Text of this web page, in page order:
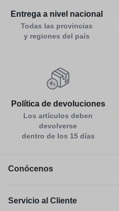
Entrega a nivel nacional
Todas las provincias
y regiones del país
Política de devoluciones
Los artículos deben
devolverse
dentro de los 15 días
Conócenos
Servicio al Cliente